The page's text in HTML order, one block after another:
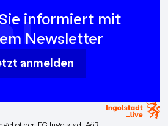
informiert mit
Newsletter
anmelden